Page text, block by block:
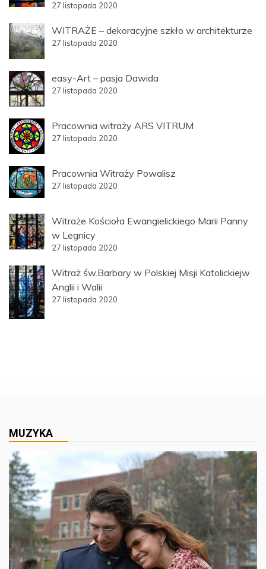
27 listopada 2020
WITRAŻE – dekoracyjne szkło w architekturze
27 listopada 2020
easy-Art – pasja Dawida
27 listopada 2020
Pracownia witraży ARS VITRUM
27 listopada 2020
Pracownia Witraży Powalisz
27 listopada 2020
Witraże Kościoła Ewangielickiego Marii Panny
w Legnicy
27 listopada 2020
Witraż św.Barbary w Polskiej Misji Katolickiejw
Anglii i Walii
27 listopada 2020
MUZYKA